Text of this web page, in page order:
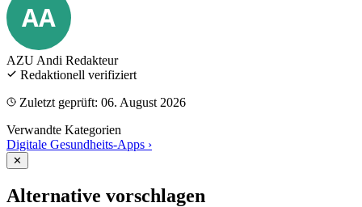
AA
AZU Andi Redakteur
Redaktionell verifiziert
Zuletzt geprüft: 06. August 2026
Verwandte Kategorien
Digitale Gesundheits-Apps ›
✕
Alternative vorschlagen